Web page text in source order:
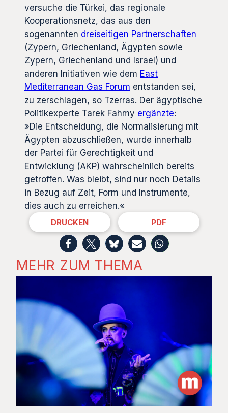
versuche die Türkei, das regionale
Kooperationsnetz, das aus den
sogenannten dreiseitigen Partnerschaften
(Zypern, Griechenland, Ägypten sowie
Zypern, Griechenland und Israel) und
anderen Initiativen wie dem East
Mediterranean Gas Forum entstanden sei,
zu zerschlagen, so Tzerras. Der ägyptische
Politikexperte Tarek Fahmy ergänzte:
»Die Entscheidung, die Normalisierung mit
Ägypten abzuschließen, wurde innerhalb
der Partei für Gerechtigkeit und
Entwicklung (AKP) wahrscheinlich bereits
getroffen. Was bleibt, sind nur noch Details
in Bezug auf Zeit, Form und Instrumente,
dies auch zu erreichen.«
DRUCKEN PDF
MEHR ZUM THEMA